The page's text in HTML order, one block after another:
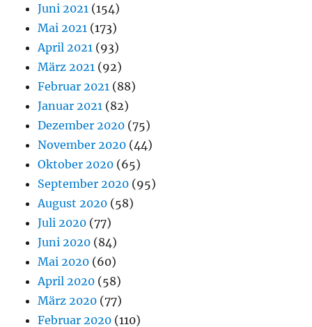
Juni 2021 (154)
Mai 2021 (173)
April 2021 (93)
März 2021 (92)
Februar 2021 (88)
Januar 2021 (82)
Dezember 2020 (75)
November 2020 (44)
Oktober 2020 (65)
September 2020 (95)
August 2020 (58)
Juli 2020 (77)
Juni 2020 (84)
Mai 2020 (60)
April 2020 (58)
März 2020 (77)
Februar 2020 (110)